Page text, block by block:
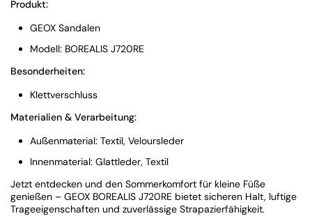
Produkt:
GEOX Sandalen
Modell: BOREALIS J720RE
Besonderheiten:
Klettverschluss
Materialien & Verarbeitung:
Außenmaterial: Textil, Veloursleder
Innenmaterial: Glattleder, Textil
Jetzt entdecken und den Sommerkomfort für kleine Füße
genießen – GEOX BOREALIS J720RE bietet sicheren Halt, luftige
Trageeigenschaften und zuverlässige Strapazierfähigkeit.